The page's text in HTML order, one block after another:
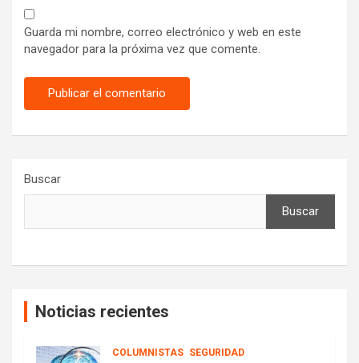
Guarda mi nombre, correo electrónico y web en este
navegador para la próxima vez que comente.
Buscar
Buscar
Noticias recientes
COLUMNISTAS SEGURIDAD